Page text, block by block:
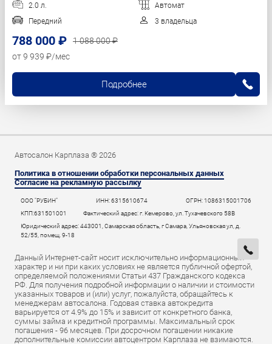
2.0 л.
Автомат
Передний
3 владельца
788 000 ₽
1 088 000 ₽
от 9 939 ₽/мес
Подробнее
Автосалон Карплаза ® 2026
Политика в отношении обработки персональных данных
Согласие на рекламную рассылку
ООО "РУБИН" ИНН: 6315610674
ОГРН: 1086315001706
КПП:631501001
Фактический адрес: г. Кемерово, ул. Тухачевского 58В
Юридический адрес: 443001, Самарская область, г Самара, Ульяновская ул, д.
52/55, помещ. 9-18
Данный Интернет-сайт носит исключительно информационный
характер и ни при каких условиях не является публичной офертой,
определяемой положениями Статьи 437 Гражданского кодекса
РФ. Для получения подробной информации о наличии и стоимости
указанных товаров и (или) услуг, пожалуйста, обращайтесь к
менеджерам автосалона. Годовая ставка автокредита
варьируется от 4.9% до 15% и зависит от конкретного банка,
суммы займа и кредитной программы. Максимальный срок
погашения - 96 месяцев. При досрочном погашении никакие
дополнительные комиссии автоцентром Карплаза не взимаются.